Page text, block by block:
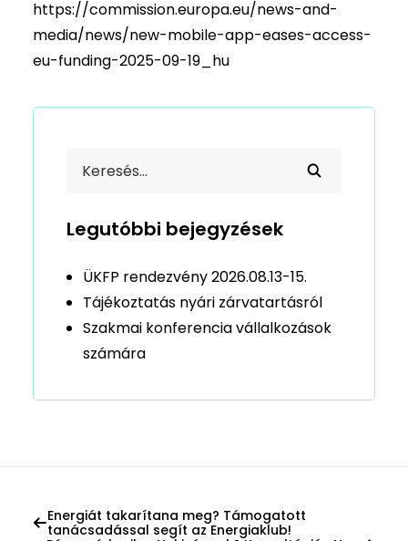
https://commission.europa.eu/news-and-
media/news/new-mobile-app-eases-access-
eu-funding-2025-09-19_hu
Legutóbbi bejegyzések
ÜKFP rendezvény 2026.08.13-15.
Tájékoztatás nyári zárvatartásról
Szakmai konferencia vállalkozások
számára
Energiát takarítana meg? Támogatott
tanácsadással segít az Energiaklub!